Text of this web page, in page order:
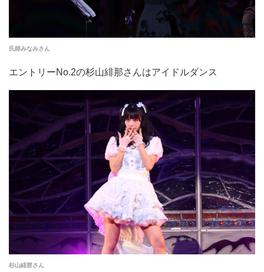
氏師みなみさん
エントリーNo.2の杉山緋那さんはアイドルダンス
杉山緋那さん